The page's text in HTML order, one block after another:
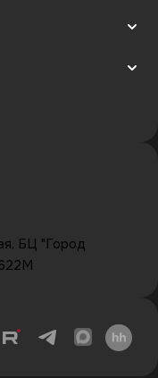
БЦ "Город